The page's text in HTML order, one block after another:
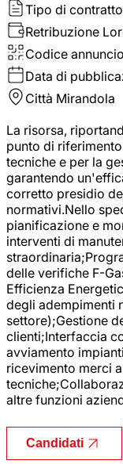
Tipo di contratto
Retribuzione
Codice annuncio
Data di
Città Mirandola
La risorsa,
punto di
tecniche e per la
garantendo
corretto presidio
normativi.Nello
pianificazione e
interventi di
delle verifiche F-
Efficienza
degli adempimenti
settore);Gestione
clienti;Interfaccia
avviamento
ricevimento merci
altre funzioni
Candidati